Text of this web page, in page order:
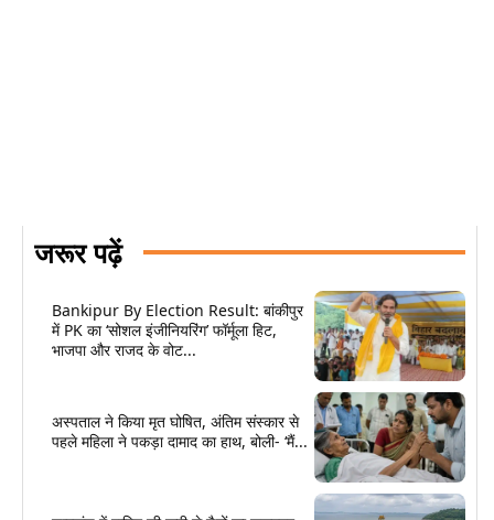
जरूर पढ़ें
Bankipur By Election Result: बांकीपुर
में PK का ‘सोशल इंजीनियरिंग’ फॉर्मूला हिट,
भाजपा और राजद के वोट...
अस्पताल ने किया मृत घोषित, अंतिम संस्कार से
पहले महिला ने पकड़ा दामाद का हाथ, बोली- ‘मैं...